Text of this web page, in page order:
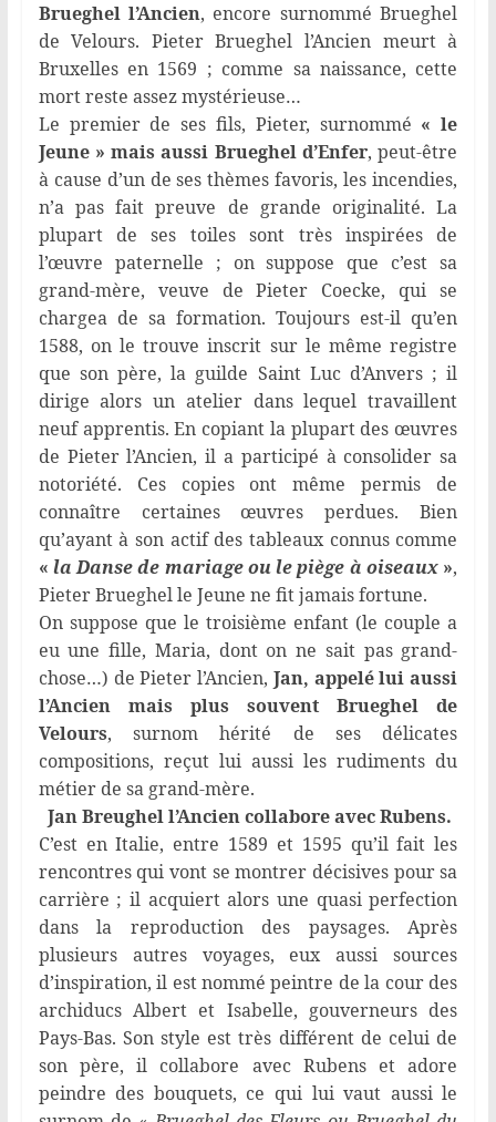
Brueghel l’Ancien, encore surnommé Brueghel
de Velours. Pieter Brueghel l’Ancien meurt à
Bruxelles en 1569 ; comme sa naissance, cette
mort reste assez mystérieuse…
Le premier de ses fils, Pieter, surnommé « le
Jeune » mais aussi Brueghel d’Enfer, peut-être
à cause d’un de ses thèmes favoris, les incendies,
n’a pas fait preuve de grande originalité. La
plupart de ses toiles sont très inspirées de
l’œuvre paternelle ; on suppose que c’est sa
grand-mère, veuve de Pieter Coecke, qui se
chargea de sa formation. Toujours est-il qu’en
1588, on le trouve inscrit sur le même registre
que son père, la guilde Saint Luc d’Anvers ; il
dirige alors un atelier dans lequel travaillent
neuf apprentis. En copiant la plupart des œuvres
de Pieter l’Ancien, il a participé à consolider sa
notoriété. Ces copies ont même permis de
connaître certaines œuvres perdues. Bien
qu’ayant à son actif des tableaux connus comme
« la Danse de mariage ou le piège à oiseaux»,
Pieter Brueghel le Jeune ne fit jamais fortune.
On suppose que le troisième enfant (le couple a
eu une fille, Maria, dont on ne sait pas grand-
chose…) de Pieter l’Ancien, Jan, appelé lui aussi
l’Ancien mais plus souvent Brueghel de
Velours, surnom hérité de ses délicates
compositions, reçut lui aussi les rudiments du
métier de sa grand-mère.
Jan Breughel l’Ancien collabore avec Rubens.
C’est en Italie, entre 1589 et 1595 qu’il fait les
rencontres qui vont se montrer décisives pour sa
carrière ; il acquiert alors une quasi perfection
dans la reproduction des paysages. Après
plusieurs autres voyages, eux aussi sources
d’inspiration, il est nommé peintre de la cour des
archiducs Albert et Isabelle, gouverneurs des
Pays-Bas. Son style est très différent de celui de
son père, il collabore avec Rubens et adore
peindre des bouquets, ce qui lui vaut aussi le